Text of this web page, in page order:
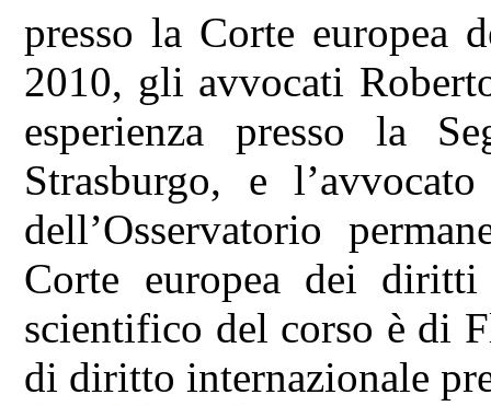
presso la Corte europea
2010, gli avvocati
esperienza presso la
Strasburgo, e
dell’Osservatorio
Corte europea dei
scientifico del corso è di
di diritto internazionale